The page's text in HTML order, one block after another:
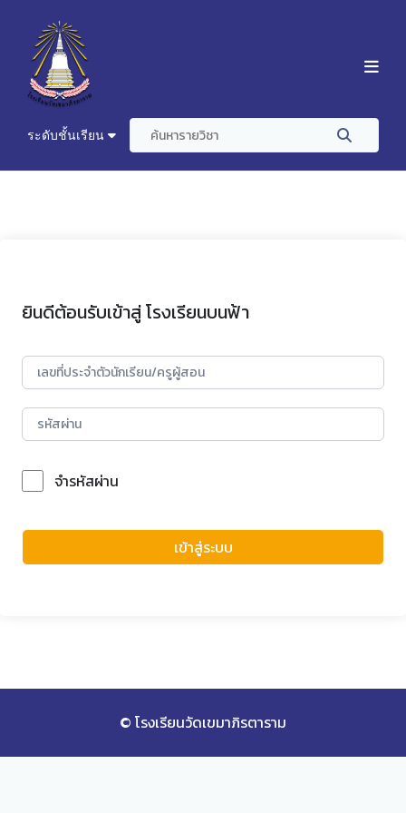
ระดับชั้นเรียน
ยินดีต้อนรับเข้าสู่ โรงเรียนบนฟ้า
จำรหัสผ่าน
เข้าสู่ระบบ
© โรงเรียนวัดเขมาภิรตาราม